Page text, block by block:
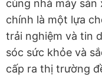
cùng nhà máy
chính là một lựa
trải nghiệm và tin
sóc sức khỏe và
cấp ra thị trường